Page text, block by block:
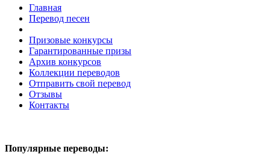
Главная
Перевод песен
Призовые конкурсы
Гарантированные призы
Архив конкурсов
Коллекции переводов
Отправить свой перевод
Отзывы
Контакты
Популярные переводы: